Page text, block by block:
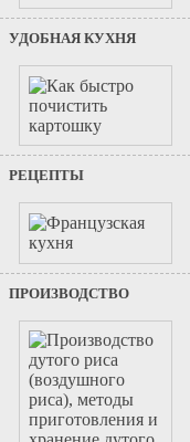
УДОБНАЯ КУХНЯ
РЕЦЕПТЫ
ПРОИЗВОДСТВО